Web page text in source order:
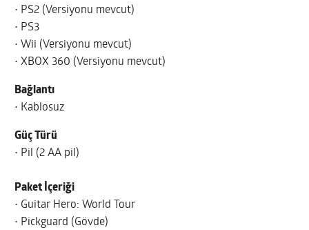
• PS2 (Versiyonu mevcut)
• PS3
• Wii (Versiyonu mevcut)
• XBOX 360 (Versiyonu mevcut)
Bağlantı
• Kablosuz
Güç Türü
• Pil (2 AA pil)
Paket İçeriği
• Guitar Hero: World Tour
• Pickguard (Gövde)